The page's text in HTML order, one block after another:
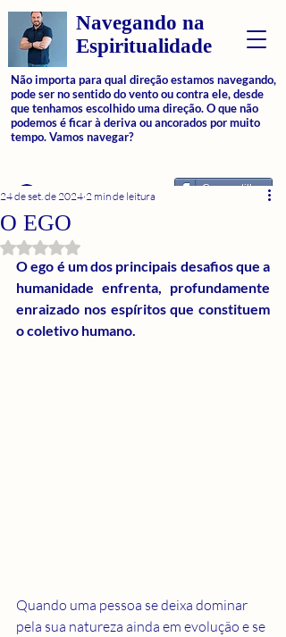
Navegando na
Espiritualidade
Não importa para qual direção estamos navegando,
pode ser no sentido do vento ou contra ele, desde
que tenhamos escolhido uma direção. O que não
podemos é ficar à deriva ou ancorados por muito
tempo. Vamos navegar?
Login Compartilhar
O EGO
24 de set. de 2024 2 min de leitura
Avaliado com NaN de 5 estrelas.
O ego é um dos principais desafios que a
humanidade enfrenta, profundamente
enraizado nos espíritos que constituem
o coletivo humano.
Quando uma pessoa se deixa dominar
pela sua natureza ainda em evolução e se